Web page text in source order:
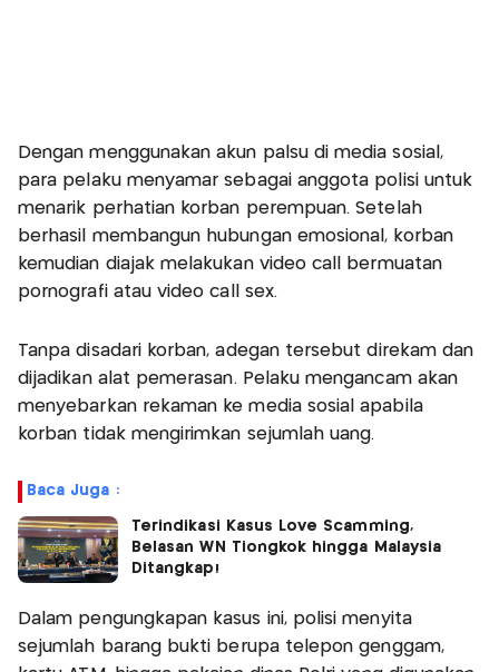
Dengan menggunakan akun palsu di media sosial,
para pelaku menyamar sebagai anggota polisi untuk
menarik perhatian korban perempuan. Setelah
berhasil membangun hubungan emosional, korban
kemudian diajak melakukan video call bermuatan
pornografi atau video call sex.
Tanpa disadari korban, adegan tersebut direkam dan
dijadikan alat pemerasan. Pelaku mengancam akan
menyebarkan rekaman ke media sosial apabila
korban tidak mengirimkan sejumlah uang.
Baca Juga :
Terindikasi Kasus Love Scamming,
Belasan WN Tiongkok hingga Malaysia
Ditangkap!
Dalam pengungkapan kasus ini, polisi menyita
sejumlah barang bukti berupa telepon genggam,